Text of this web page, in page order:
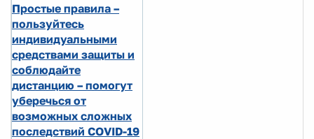
Простые правила –
пользуйтесь
индивидуальными
средствами защиты и
соблюдайте
дистанцию – помогут
уберечься от
возможных сложных
последствий COVID-19